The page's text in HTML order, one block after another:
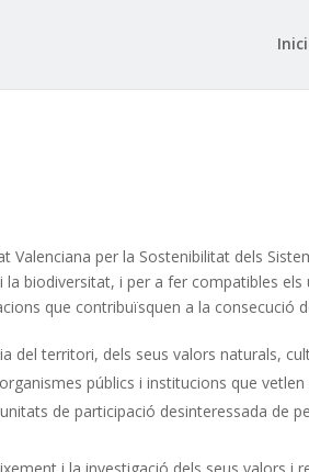
Inici
Valenciana per la Sostenibilitat dels
biodiversitat, i per a fer compatibles
que contribuïsquen a la consecució
del territori, dels seus valors naturals,
públics i institucions que
de participació desinteressada de
i la investigació dels seus valors i